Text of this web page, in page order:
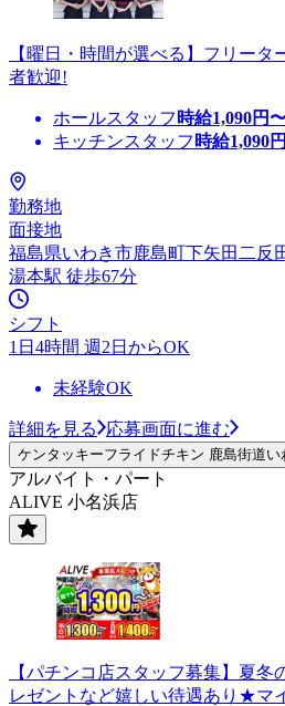
【曜日・時間が選べる】フリー
者歓迎!
ホールスタッフ 時給1,090円
キッチンスタッフ 時給1,090
勤務地
面接地
福島県いわき市鹿島町下矢田二反
湯本駅 徒歩67分
シフト
1日4時間 週2日からOK
未経験OK
詳細を見る 応募画面に進む
ケンタッキーフライドチキン 鹿島街道
アルバイト・パート
ALIVE 小名浜店
【パチンコ店スタッフ募集】夏
レゼントなど嬉しい待遇あり★